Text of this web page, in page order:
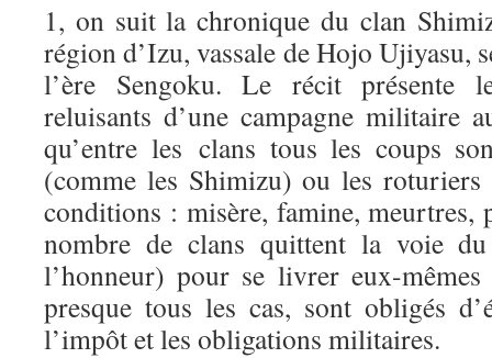
1, on suit la chronique du clan
région d’Izu, vassale de Hojo Ujiyasu,
l’ère Sengoku. Le récit présente
reluisants d’une campagne militaire
qu’entre les clans tous les coups
(comme les Shimizu) ou les
conditions : misère, famine, meurtres,
nombre de clans quittent la voie
l’honneur) pour se livrer eux-
presque tous les cas, sont obligés
l’impôt et les obligations militaires.